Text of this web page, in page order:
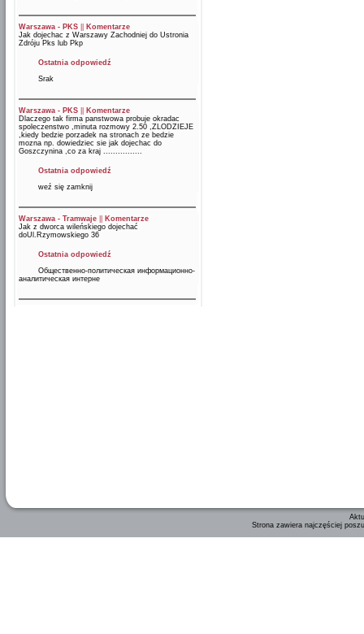
Warszawa - PKS
Komentarze
Jak dojechac z Warszawy Zachodniej do Ustronia
Zdróju Pks lub Pkp
Ostatnia odpowiedź
Srak
Warszawa - PKS
Komentarze
Dlaczego tak firma panstwowa probuje okradac
spoleczenstwo ,minuta rozmowy 2.50 ,ZLODZIEJE
,kiedy bedzie porzadek na stronach ze bedzie
mozna np. dowiedziec sie jak dojechac do
Goszczynina ,co za kraj ................
Ostatnia odpowiedź
weź się zamknij
Warszawa - Tramwaje
Komentarze
Jak z dworca wileńskiego dojechać
doUl.Rzymowskiego 36
Ostatnia odpowiedź
Общественно-политическая информационно-
аналитическая интерне
Strona zawiera najczęściej